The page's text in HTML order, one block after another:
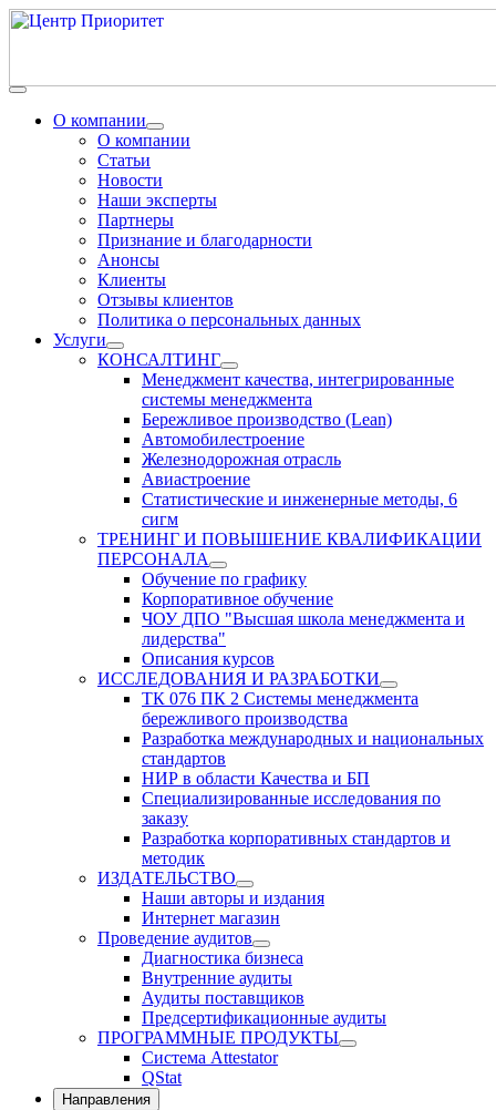
О компании
О компании
Статьи
Новости
Наши эксперты
Партнеры
Признание и благодарности
Анонсы
Клиенты
Отзывы клиентов
Политика о персональных данных
Услуги
КОНСАЛТИНГ
Менеджмент качества, интегрированные
системы менеджмента
Бережливое производство (Lean)
Автомобилестроение
Железнодорожная отрасль
Авиастроение
Статистические и инженерные методы, 6
сигм
ТРЕНИНГ И ПОВЫШЕНИЕ КВАЛИФИКАЦИИ
ПЕРСОНАЛА
Обучение по графику
Корпоративное обучение
ЧОУ ДПО "Высшая школа менеджмента и
лидерства"
Описания курсов
ИССЛЕДОВАНИЯ И РАЗРАБОТКИ
ТК 076 ПК 2 Системы менеджмента
бережливого производства
Разработка международных и национальных
стандартов
НИР в области Качества и БП
Специализированные исследования по
заказу
Разработка корпоративных стандартов и
методик
ИЗДАТЕЛЬСТВО
Наши авторы и издания
Интернет магазин
Проведение аудитов
Диагностика бизнеса
Внутренние аудиты
Аудиты поставщиков
Предсертификационные аудиты
ПРОГРАММНЫЕ ПРОДУКТЫ
Система Attestator
QStat
Направления